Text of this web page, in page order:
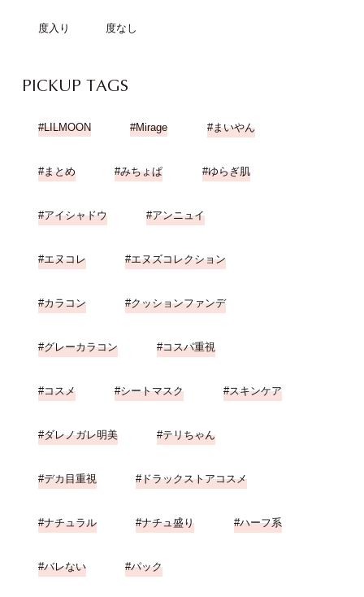
度入り 度なし
PICKUP TAGS
LILMOON Mirage まいやん
まとめ みちょぱ ゆらぎ肌
アイシャドウ アンニュイ
エヌコレ エヌズコレクション
カラコン クッションファンデ
グレーカラコン コスパ重視
コスメ シートマスク スキンケア
ダレノガレ明美 テリちゃん
デカ目重視 ドラックストアコスメ
ナチュラル ナチュ盛り ハーフ系
バレない パック